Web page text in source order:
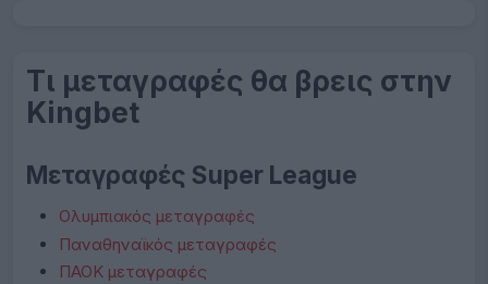
Τι μεταγραφές θα βρεις στην
Kingbet
Μεταγραφές Super League
Ολυμπιακός μεταγραφές
Παναθηναϊκός μεταγραφές
ΠΑΟΚ μεταγραφές